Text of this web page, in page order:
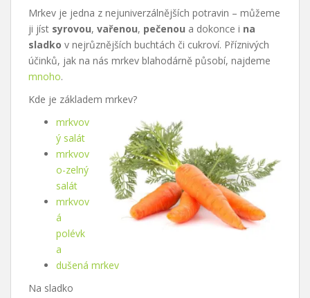
Mrkev je jedna z nejuniverzálnějších potravin – můžeme
ji jíst syrovou, vařenou, pečenou a dokonce i na
sladko v nejrůznějších buchtách či cukroví. Příznivých
účinků, jak na nás mrkev blahodárně působí, najdeme
mnoho.
Kde je základem mrkev?
mrkvov
ý salát
mrkvov
o-zelný
salát
mrkvov
á
polévk
a
dušená mrkev
Na sladko